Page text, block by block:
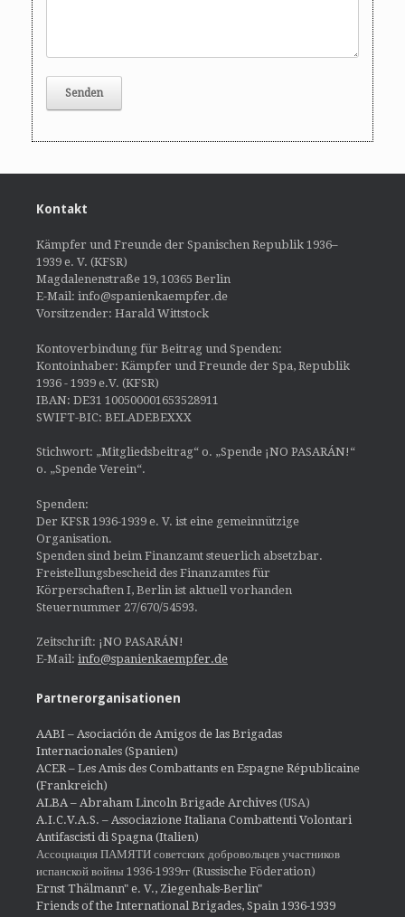
Kontakt
Kämpfer und Freunde der Spanischen Republik 1936–
1939 e. V. (KFSR)
Magdalenenstraße 19, 10365 Berlin
E-Mail: info@spanienkaempfer.de
Vorsitzender: Harald Wittstock
Kontoverbindung für Beitrag und Spenden:
Kontoinhaber: Kämpfer und Freunde der Spa, Republik
1936 - 1939 e.V. (KFSR)
IBAN: DE31 100500001653528911
SWIFT-BIC: BELADEBEXXX
Stichwort: „Mitgliedsbeitrag“ o. „Spende ¡NO PASARÁN!“
o. „Spende Verein“.
Spenden:
Der KFSR 1936-1939 e. V. ist eine gemeinnützige
Organisation.
Spenden sind beim Finanzamt steuerlich absetzbar.
Freistellungsbescheid des Finanzamtes für
Körperschaften I, Berlin ist aktuell vorhanden
Steuernummer 27/670/54593.
Zeitschrift: ¡NO PASARÁN!
E-Mail: info@spanienkaempfer.de
Partnerorganisationen
AABI – Asociación de Amigos de las Brigadas
Internacionales (Spanien)
ACER – Les Amis des Combattants en Espagne Républicaine
(Frankreich)
ALBA – Abraham Lincoln Brigade Archives (USA)
A.I.C.V.A.S. – Associazione Italiana Combattenti Volontari
Antifascisti di Spagna (Italien)
Ассоциация ПАМЯТИ советских добровольцев участников
испанской войны 1936-1939гг (Russische Föderation)
Ernst Thälmann" e. V., Ziegenhals-Berlin"
Friends of the International Brigades, Spain 1936-1939